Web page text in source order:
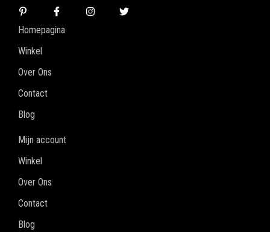
Homepagina
Winkel
Over Ons
Contact
Blog
Mijn account
Winkel
Over Ons
Contact
Blog